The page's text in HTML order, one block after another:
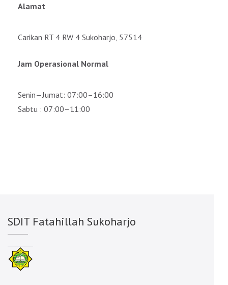
Alamat
Carikan RT 4 RW 4 Sukoharjo, 57514
Jam Operasional Normal
Senin—Jumat: 07:00–16:00
Sabtu : 07:00–11:00
SDIT Fatahillah Sukoharjo